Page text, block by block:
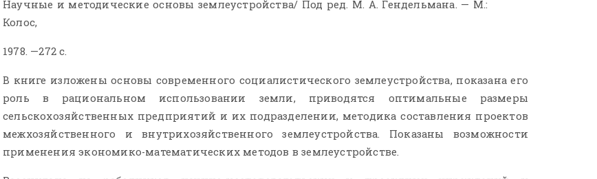
Научные и методические основы землеустройства/ Под ред. М. А. Гендельмана. — М.:
Колос,
1978. —272 с.
В книге изложены основы современного социалистического землеустройства, показана его
роль в рациональном использовании земли, приводятся оптимальные размеры
сельскохозяйственных предприятий и их подразделении, методика составления проектов
межхозяйственного и внутрихозяйственного землеустройства. Показаны возможности
применения экономико-математических методов в землеустройстве.
экспертизы:
2. Процесс производства судебной
землеустроительной экспертизы: